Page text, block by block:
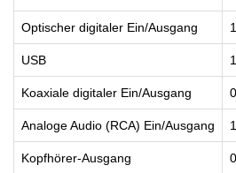
Optischer digitaler Ein/Ausgang
USB
Koaxiale digitaler Ein/Ausgang
Analoge Audio (RCA) Ein/Ausgang
Kopfhörer-Ausgang 0